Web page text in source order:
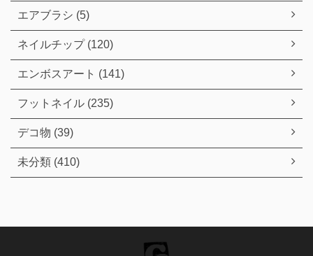
エアブラシ (5)
ネイルチップ (120)
エンボスアート (141)
フットネイル (235)
デコ物 (39)
未分類 (410)